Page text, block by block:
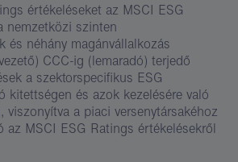
értékeléseket az MSCI ESG
nemzetközi szinten
és néhány magánvállalkozás
CCC-ig (lemaradó) terjedő
a szektorspecifikus ESG
kitettségen és azok kezelésére való
viszonyítva a piaci versenytársakéhoz
az MSCI ESG Ratings értékelésekről